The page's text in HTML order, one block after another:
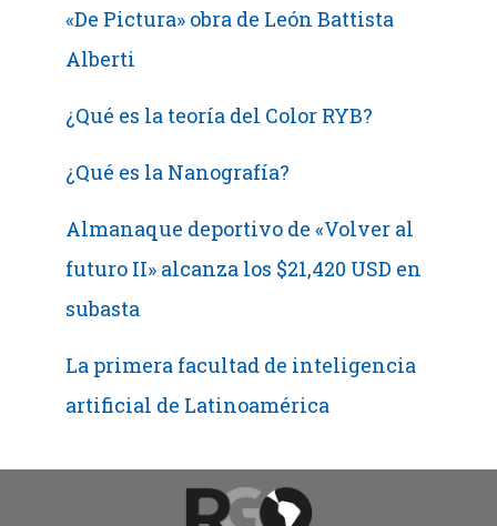
«De Pictura» obra de León Battista
Alberti
¿Qué es la teoría del Color RYB?
¿Qué es la Nanografía?
Almanaque deportivo de «Volver al
futuro II» alcanza los $21,420 USD en
subasta
La primera facultad de inteligencia
artificial de Latinoamérica